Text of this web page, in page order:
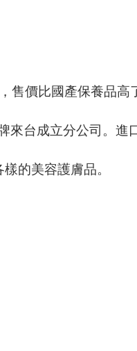
售價比國產保養品高
來台成立分公司。進
的美容護膚品。